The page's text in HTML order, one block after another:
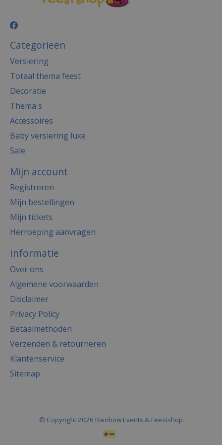
Categorieën
Versiering
Totaal thema feest
Decoratie
Thema's
Accessoires
Baby versiering luxe
Sale
Mijn account
Registreren
Mijn bestellingen
Mijn tickets
Herroeping aanvragen
Informatie
Over ons
Algemene voorwaarden
Disclaimer
Privacy Policy
Betaalmethoden
Verzenden & retourneren
Klantenservice
Sitemap
© Copyright 2026 Rainbow Events & Feestshop